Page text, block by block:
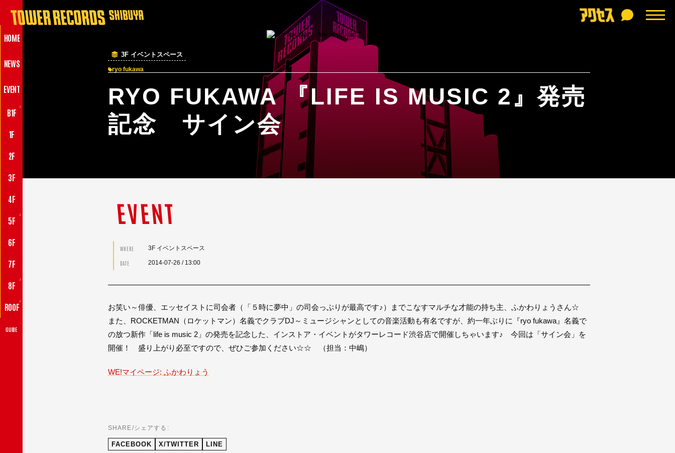
HOME
NEWS
EVENT
B1F
♪
1F
2F
3F
4F
5F
♪
6F
7F
8F
♪
ROOF
♪
GUIDE
3F イベントスペース
ryo fukawa
RYO FUKAWA 『LIFE IS MUSIC 2』発売
記念 サイン会
EVENT
WHERE 3F イベントスペース
DATE 2014-07-26 / 13:00
お笑い～俳優、エッセイストに司会者（「５時に夢中」の司会っぷりが最高です♪）までこなすマルチな才能の持ち主、ふかわりょうさん☆
また、ROCKETMAN（ロケットマン）名義でクラブDJ～ミュージシャンとしての音楽活動も有名ですが、約一年ぶりに『ryo fukawa』名義で
の放つ新作「life is music 2」の発売を記念した、インストア・イベントがタワーレコード渋谷店で開催しちゃいます♪ 今回は「サイン会」を
開催！ 盛り上がり必至ですので、ぜひご参加ください☆☆ （担当：中嶋）
WE!マイページ: ふかわりょう
SHARE/シェアする:
FACEBOOK X/TWITTER LINE